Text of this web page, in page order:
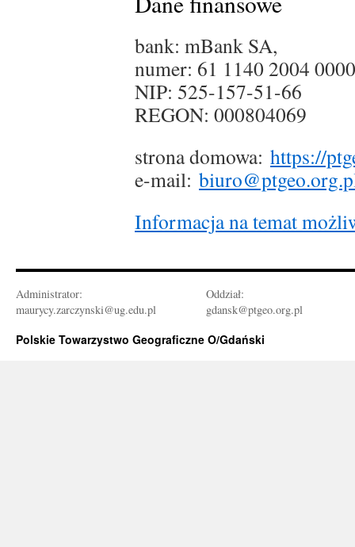
bank: mBank SA,
numer: 61 1140 2004
NIP: 525-157-51-66
REGON: 000804069
strona domowa: https://
e-mail:
Informacja na temat
Administrator:
maurycy.zarczynski@ug.edu.pl
Oddział:
gdansk@ptgeo.org.pl
Polskie Towarzystwo Geograficzne O/Gdański